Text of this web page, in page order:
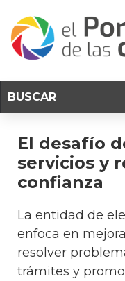
El desafío
servicios y
confianza
La entidad de
enfoca en
resolver
trámites y